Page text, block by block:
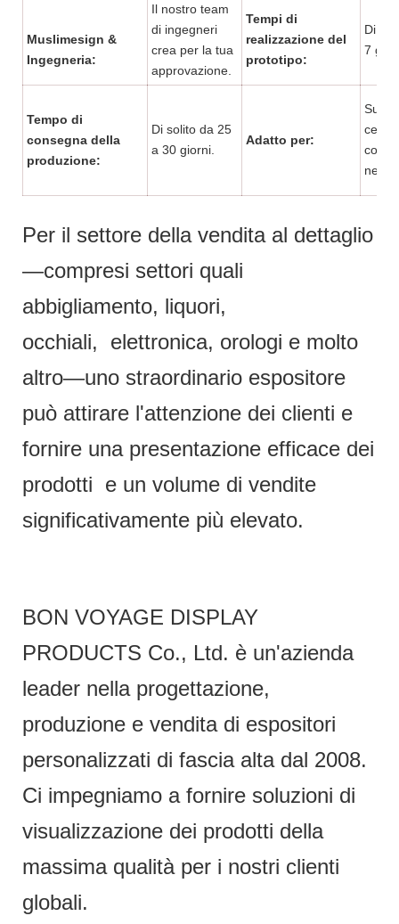
Muslimesign &
Ingegneria:
Il nostro team
di ingegneri
crea per la tua
approvazione.
Tempi di
realizzazione del
prototipo:
Di
7
Tempo di
consegna della
produzione:
Di solito da 25
a 30 giorni.
Adatto per:
centro
Per il settore della vendita al dettaglio
—compresi settori quali
abbigliamento, liquori,
occhiali, elettronica, orologi e molto
altro—uno straordinario espositore
può attirare l'attenzione dei clienti e
fornire una presentazione efficace dei
prodotti e un volume di vendite
significativamente più elevato.
BON VOYAGE DISPLAY
PRODUCTS Co., Ltd. è un'azienda
leader nella progettazione,
produzione e vendita di espositori
personalizzati di fascia alta dal 2008.
Ci impegniamo a fornire soluzioni di
visualizzazione dei prodotti della
massima qualità per i nostri clienti
globali.